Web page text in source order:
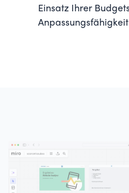
Einsatz Ihrer